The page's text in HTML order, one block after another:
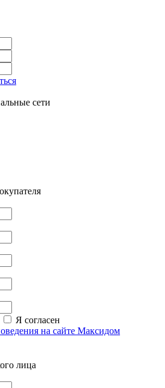
сети
Я согласен
на сайте Максидом
лица